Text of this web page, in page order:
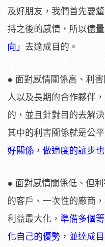
及好朋友，我們首先要
持之後的感情，所以儘
向」 去達成目的。
● 面對感情關係高、利
人以及長期的合作夥伴
的，並且針對目的去解
其中的利害關係就是公平
好關係，做適度的讓步
● 面對感情關係低、但
的客戶、一次性的廠商
利益最大化， 準備多個
化自己的優勢，並達成